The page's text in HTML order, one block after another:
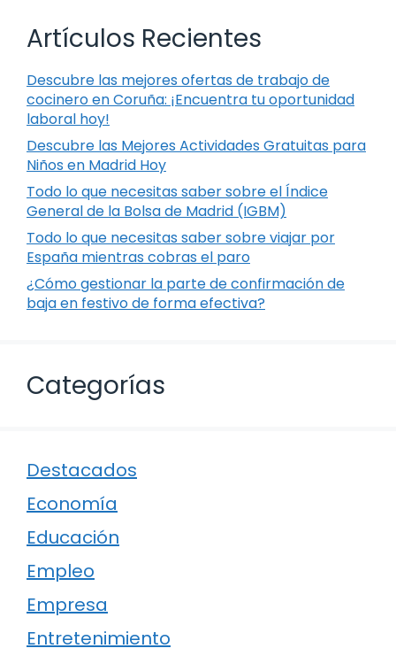
Artículos Recientes
Descubre las mejores ofertas de trabajo de
cocinero en Coruña: ¡Encuentra tu oportunidad
laboral hoy!
Descubre las Mejores Actividades Gratuitas para
Niños en Madrid Hoy
Todo lo que necesitas saber sobre el Índice
General de la Bolsa de Madrid (IGBM)
Todo lo que necesitas saber sobre viajar por
España mientras cobras el paro
¿Cómo gestionar la parte de confirmación de
baja en festivo de forma efectiva?
Categorías
Destacados
Economía
Educación
Empleo
Empresa
Entretenimiento